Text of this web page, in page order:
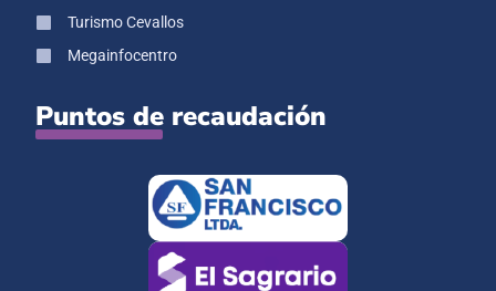
Turismo Cevallos
Megainfocentro
Puntos de recaudación